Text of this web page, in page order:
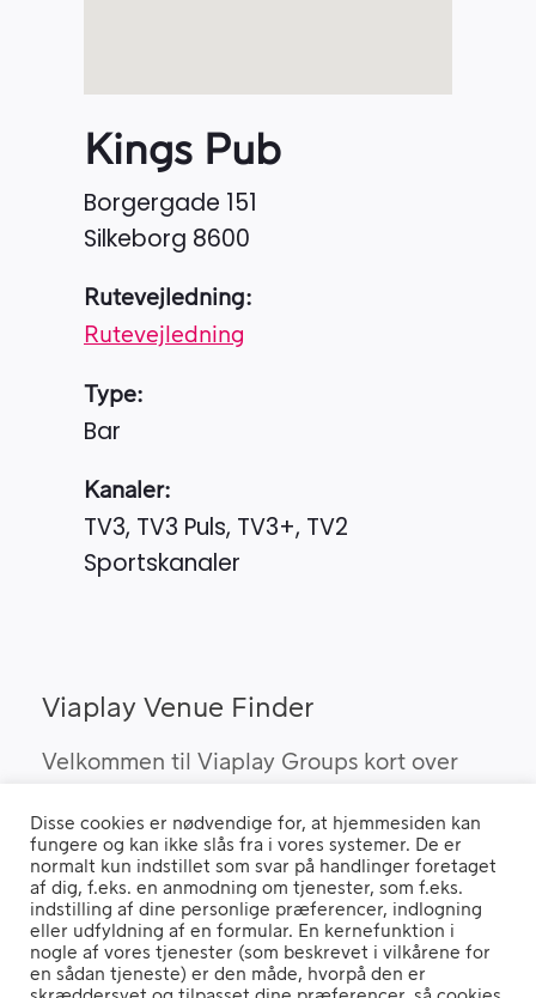
Kings Pub
Borgergade 151
Silkeborg 8600
Rutevejledning:
Rutevejledning
Type:
Bar
Kanaler:
TV3, TV3 Puls, TV3+, TV2
Sportskanaler
Viaplay Venue Finder
Velkommen til Viaplay Groups kort over
finde barer, pubber og hoteller, som kan
vise Viaplay’s sportsrettigheder i Danmark.
Hvis du benytter en "Ad Blocker" vil du opleve, at siden ikke fungerer
ordentligt.
Disse cookies er nødvendige for, at hjemmesiden kan
fungere og kan ikke slås fra i vores systemer. De er
normalt kun indstillet som svar på handlinger foretaget
af dig, f.eks. en anmodning om tjenester, som f.eks.
indstilling af dine personlige præferencer, indlogning
eller udfyldning af en formular. En kernefunktion i
nogle af vores tjenester (som beskrevet i vilkårene for
en sådan tjeneste) er den måde, hvorpå den er